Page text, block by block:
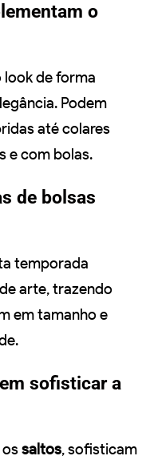
o
de forma
Podem
até colares
e com bolas.
de bolsas
temporada
arte, trazendo
em tamanho e
sofisticar a
saltos, sofisticam